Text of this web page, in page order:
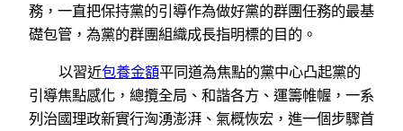
務，一直把保持黨的引導作為做好黨的群團任務的最基
礎包管，為黨的群團組織成長指明標的目的。
以習近包養金額平同道為焦點的黨中心凸起黨的
引導焦點感化，總攬全局、和諧各方、運籌帷幄，一系
列治國理政新實行洶湧澎湃、氣概恢宏，進一個步驟首